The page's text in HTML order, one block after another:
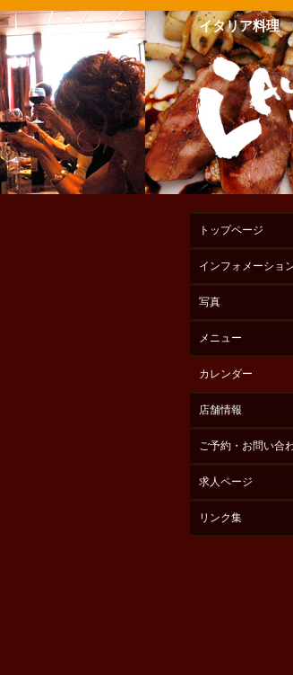
イタリア料理
トップページ
インフォメーショ
写真
メニュー
カレンダー
店舗情報
ご予約・お問い合
求人ページ
リンク集